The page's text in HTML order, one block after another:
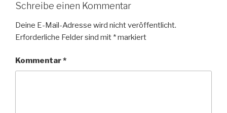
Schreibe einen Kommentar
Deine E-Mail-Adresse wird nicht veröffentlicht.
Erforderliche Felder sind mit *markiert
Kommentar*